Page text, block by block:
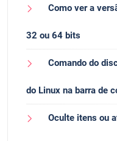
Como ver a
32 ou 64 bits
Comando do
do Linux na barra de
Oculte itens ou